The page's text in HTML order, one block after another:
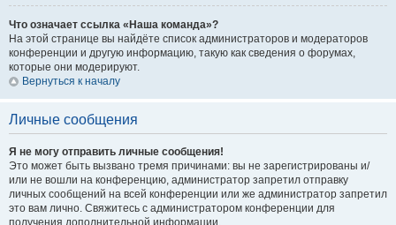
Что означает ссылка «Наша команда»?
На этой странице вы найдёте список администраторов и модераторов
конференции и другую информацию, такую как сведения о форумах,
которые они модерируют.
Вернуться к началу
Личные сообщения
Я не могу отправить личные сообщения!
Это может быть вызвано тремя причинами: вы не зарегистрированы и/
или не вошли на конференцию, администратор запретил отправку
личных сообщений на всей конференции или же администратор запретил
это вам лично. Свяжитесь с администратором конференции для
получения дополнительной информации.